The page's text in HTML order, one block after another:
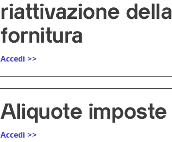
riattivazione della
fornitura
Accedi >>
Aliquote imposte
Accedi >>